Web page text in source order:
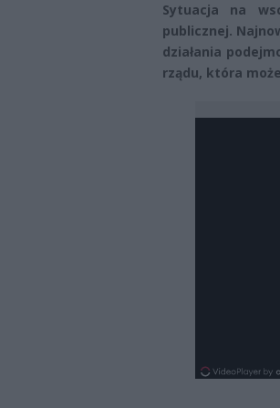
Sytuacja na
publicznej.
działania
rządu, która